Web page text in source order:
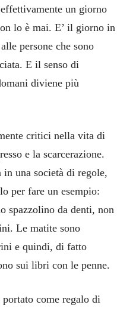
un giorno
lo è mai. E’ il giorno in
persone che sono
E il senso di
diviene più
critici nella vita di
e la scarcerazione.
in una società di regole,
per fare un esempio:
spazzolino da denti, non
Le matite sono
e quindi, di fatto
sui libri con le penne.
come regalo di